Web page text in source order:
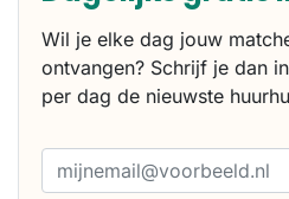
Wil je elke dag jouw
ontvangen? Schrijf je dan
per dag de nieuwste